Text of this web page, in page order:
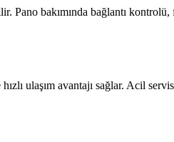
Pano bakımında bağlantı
ulaşım avantajı sağlar. Acil